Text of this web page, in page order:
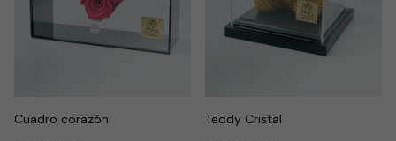
Cuadro corazón Teddy Cristal